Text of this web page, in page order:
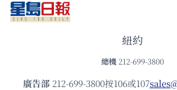
紐約
總機 212-699-3800
廣告部212-699-3800按106或107